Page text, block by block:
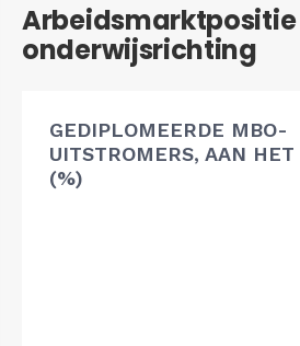
onderwijsrichting
GEDIPLOMEERDE MBO-
UITSTROMERS, AAN
(%)